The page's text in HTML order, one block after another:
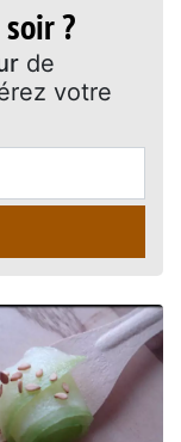
?
de
votre